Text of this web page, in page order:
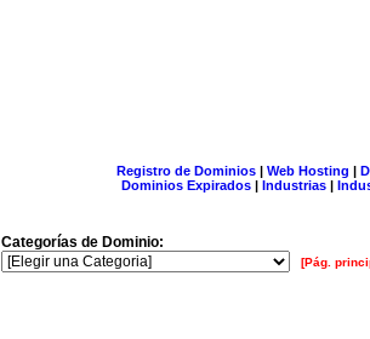
Registro de Dominios| Web Hosting |
Dominios Expirados | Industrias |
Categorías de Dominio:
[Pág.